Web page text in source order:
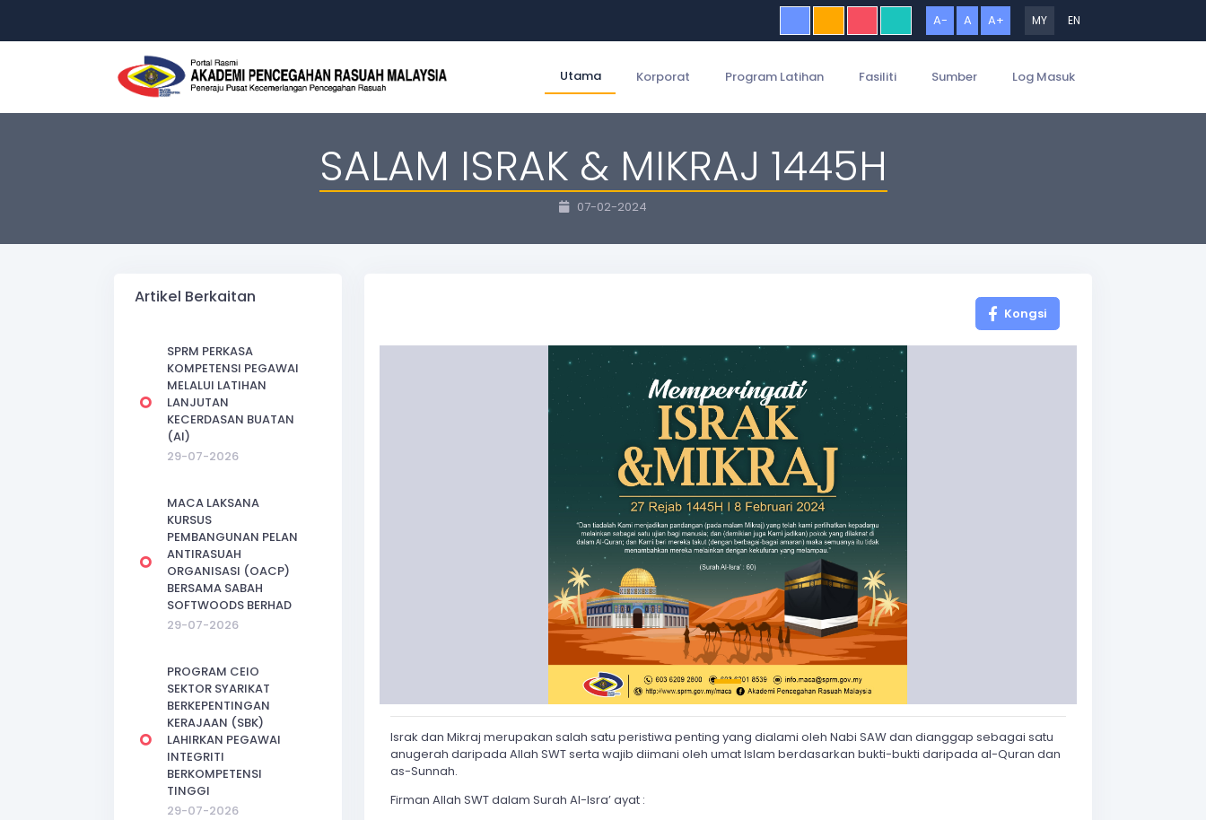
A- A A+ MY EN
Utama Korporat Program Latihan Fasiliti Sumber Log Masuk
SALAM ISRAK & MIKRAJ 1445H
07-02-2024
Artikel Berkaitan
SPRM PERKASA
KOMPETENSI PEGAWAI
MELALUI LATIHAN
LANJUTAN
KECERDASAN BUATAN
(AI)
29-07-2026
MACA LAKSANA
KURSUS
PEMBANGUNAN PELAN
ANTIRASUAH
ORGANISASI (OACP)
BERSAMA SABAH
SOFTWOODS BERHAD
29-07-2026
PROGRAM CEIO
SEKTOR SYARIKAT
BERKEPENTINGAN
KERAJAAN (SBK)
LAHIRKAN PEGAWAI
INTEGRITI
BERKOMPETENSI
TINGGI
29-07-2026
Kongsi
Israk dan Mikraj merupakan salah satu peristiwa penting yang dialami oleh Nabi SAW dan dianggap sebagai satu
anugerah daripada Allah SWT serta wajib diimani oleh umat Islam berdasarkan bukti-bukti daripada al-Quran dan
as-Sunnah.
Firman Allah SWT dalam Surah Al-Isra’ ayat :